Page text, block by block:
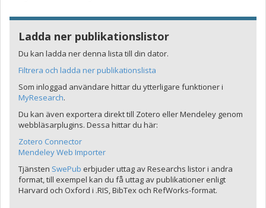
Ladda ner publikationslistor
Du kan ladda ner denna lista till din dator.
Filtrera och ladda ner publikationslista
Som inloggad användare hittar du ytterligare funktioner i
MyResearch.
Du kan även exportera direkt till Zotero eller Mendeley genom
webbläsarplugins. Dessa hittar du här:
Zotero Connector
Mendeley Web Importer
Tjänsten SwePub erbjuder uttag av Researchs listor i andra
format, till exempel kan du få uttag av publikationer enligt
Harvard och Oxford i .RIS, BibTex och RefWorks-format.